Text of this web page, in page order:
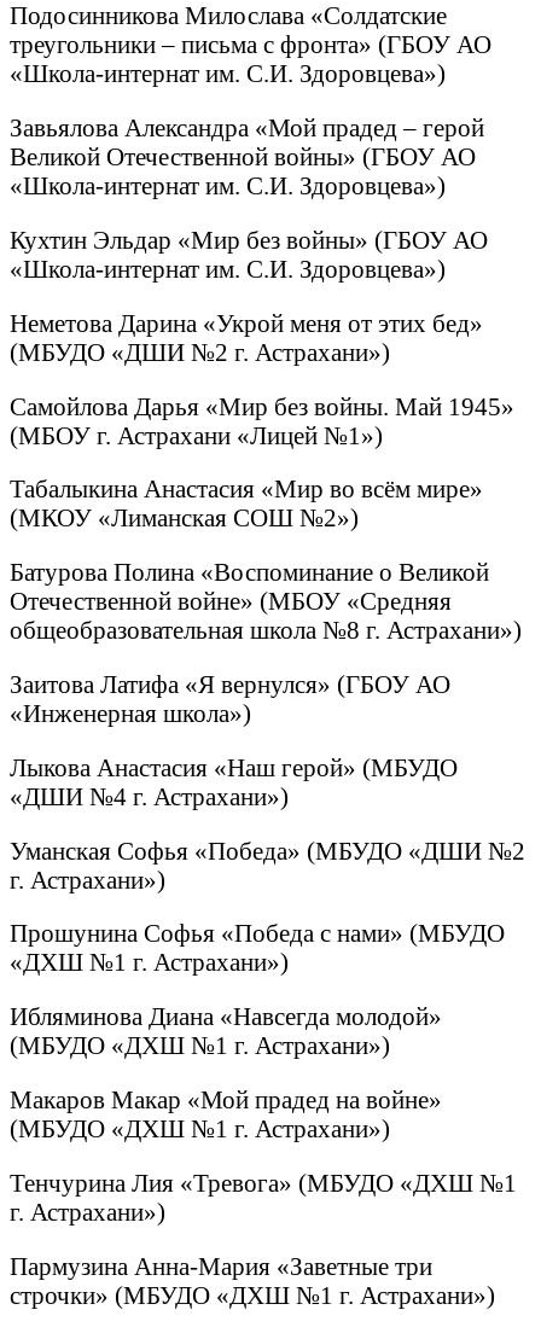
Подосинникова Милослава «Солдатские
треугольники – письма с фронта» (ГБОУ АО
«Школа-интернат им. С.И. Здоровцева»)
Завьялова Александра «Мой прадед – герой
Великой Отечественной войны» (ГБОУ АО
«Школа-интернат им. С.И. Здоровцева»)
Кухтин Эльдар «Мир без войны» (ГБОУ АО
«Школа-интернат им. С.И. Здоровцева»)
Неметова Дарина «Укрой меня от этих бед»
(МБУДО «ДШИ №2 г. Астрахани»)
Самойлова Дарья «Мир без войны. Май 1945»
(МБОУ г. Астрахани «Лицей №1»)
Табалыкина Анастасия «Мир во всём мире»
(МКОУ «Лиманская СОШ №2»)
Батурова Полина «Воспоминание о Великой
Отечественной войне» (МБОУ «Средняя
общеобразовательная школа №8 г. Астрахани»)
Заитова Латифа «Я вернулся» (ГБОУ АО
«Инженерная школа»)
Лыкова Анастасия «Наш герой» (МБУДО
«ДШИ №4 г. Астрахани»)
Уманская Софья «Победа» (МБУДО «ДШИ №2
г. Астрахани»)
Прошунина Софья «Победа с нами» (МБУДО
«ДХШ №1 г. Астрахани»)
Ибляминова Диана «Навсегда молодой»
(МБУДО «ДХШ №1 г. Астрахани»)
Макаров Макар «Мой прадед на войне»
(МБУДО «ДХШ №1 г. Астрахани»)
Тенчурина Лия «Тревога» (МБУДО «ДХШ №1
г. Астрахани»)
Пармузина Анна-Мария «Заветные три
строчки» (МБУДО «ДХШ №1 г. Астрахани»)